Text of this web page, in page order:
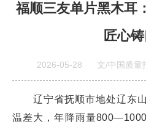
福顺三友单片黑木耳
匠心
2026-05-28 文/中国质量
辽宁省抚顺市地处辽东山
温差大，年降雨量